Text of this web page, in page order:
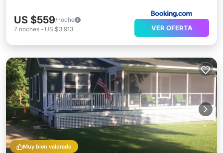
US $559/noche
7 noches - US $3,913 VER OFERTA
Muy bien valorado